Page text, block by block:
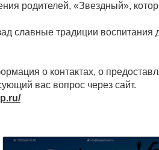
родителей, «Звездный»,
славные традиции
о контактах, о
вас вопрос через сайт.